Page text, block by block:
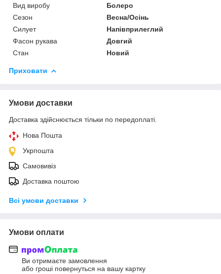
Вид виробу
Болеро
Сезон
Весна/Осінь
Силует
Напівприлеглий
Фасон рукава
Довгий
Стан
Новий
Приховати
Умови доставки
Доставка здійснюється тільки по передоплаті.
Нова Пошта
Укрпошта
Самовивіз
Доставка поштою
Всі умови доставки
Умови оплати
Ви отримаєте замовлення
або гроші повернуться на вашу картку